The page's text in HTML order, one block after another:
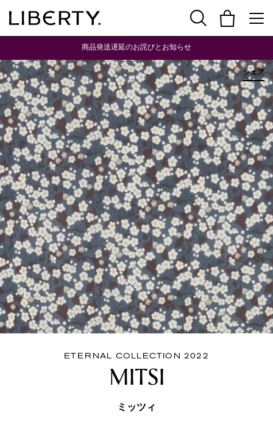
商品発送遅延のお詫びとお知らせ
シェア
ETERNAL COLLECTION 2022
MITSI
ミッツィ